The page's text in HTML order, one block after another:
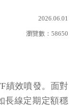
2026.06.01
瀏覽數： 58650
績效噴發。面對
長線定期定額穩